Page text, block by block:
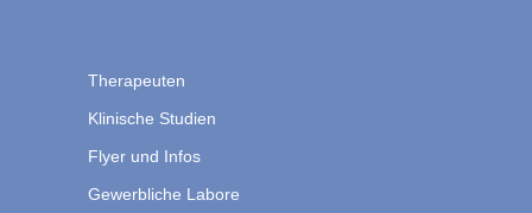
Therapeuten
Klinische Studien
Flyer und Infos
Gewerbliche Labore